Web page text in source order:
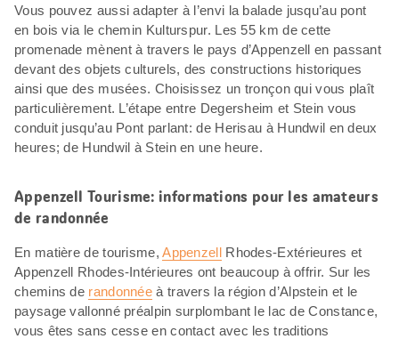
Vous pouvez aussi adapter à l’envi la balade jusqu’au pont
en bois via le chemin Kulturspur. Les 55 km de cette
promenade mènent à travers le pays d’Appenzell en passant
devant des objets culturels, des constructions historiques
ainsi que des musées. Choisissez un tronçon qui vous plaît
particulièrement. L’étape entre Degersheim et Stein vous
conduit jusqu’au Pont parlant: de Herisau à Hundwil en deux
heures; de Hundwil à Stein en une heure.
Appenzell Tourisme: informations pour les amateurs
de randonnée
En matière de tourisme,AppenzellRhodes-Extérieures et
Appenzell Rhodes-Intérieures ont beaucoup à offrir. Sur les
chemins de randonnée à travers la région d’Alpstein et le
paysage vallonné préalpin surplombant le lac de Constance,
vous êtes sans cesse en contact avec les traditions